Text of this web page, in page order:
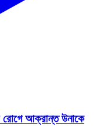
রোগে আক্রান্ত উনাকে